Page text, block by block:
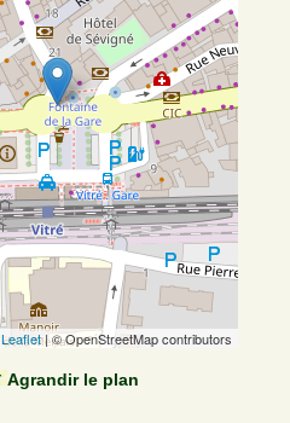
Leaflet| © OpenStreetMap contributors
Agrandir le plan